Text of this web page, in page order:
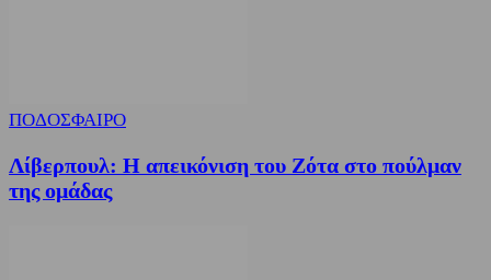
ΠΟΔΟΣΦΑΙΡΟ
Λίβερπουλ: Η απεικόνιση του Ζότα στο πούλμαν
της ομάδας